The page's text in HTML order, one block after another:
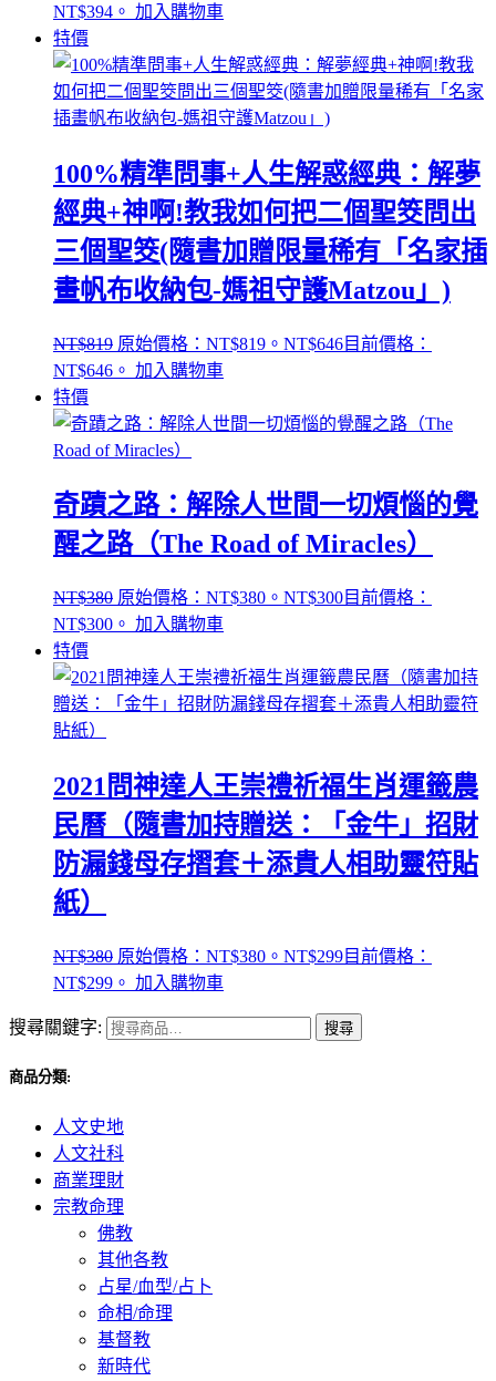
NT$394。 加入購物車
特價
100%精準問事+人生解惑經典：解夢
經典+神啊!教我如何把二個聖筊問出
三個聖筊(隨書加贈限量稀有「名家插
畫帆布收納包-媽祖守護Matzou」)
NT$819 原始價格：NT$819。 NT$646目前價格：
NT$646。 加入購物車
特價
奇蹟之路：解除人世間一切煩惱的覺
醒之路（The Road of Miracles）
NT$380 原始價格：NT$380。 NT$300目前價格：
NT$300。 加入購物車
特價
2021問神達人王崇禮祈福生肖運籤農
民曆（隨書加持贈送：「金牛」招財
防漏錢母存摺套＋添貴人相助靈符貼
紙）
NT$380 原始價格：NT$380。 NT$299目前價格：
NT$299。 加入購物車
搜尋關鍵字: 搜尋
商品分類:
人文史地
人文社科
商業理財
宗教命理
佛教
其他各教
占星/血型/占卜
命相/命理
基督教
新時代